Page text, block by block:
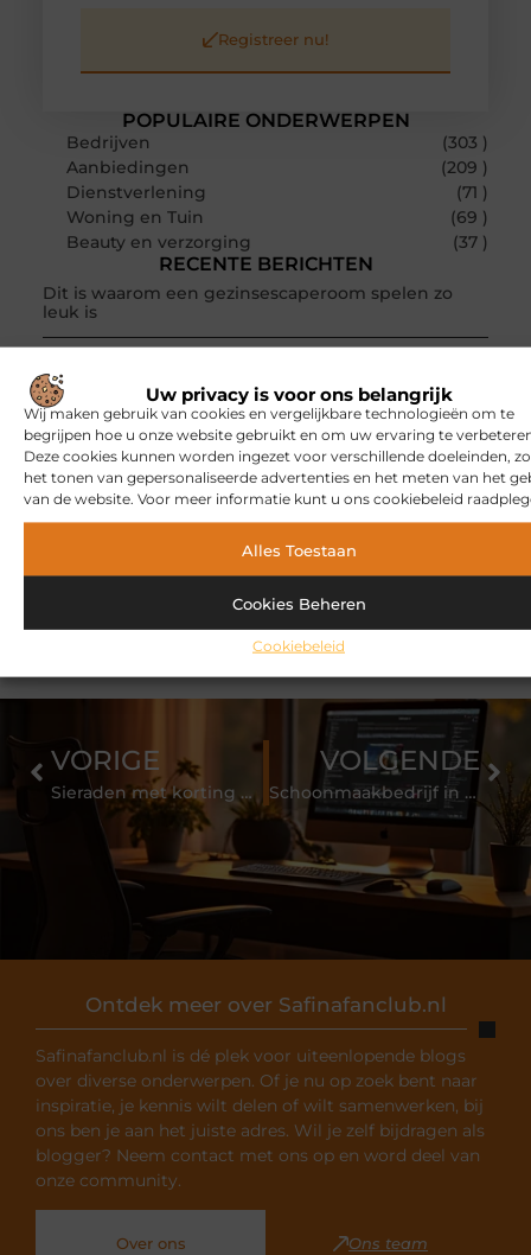
Uw privacy is voor ons belangrijk
Wij maken gebruik van cookies en vergelijkbare technologieën om te
begrijpen hoe u onze website gebruikt en om uw ervaring te
Deze cookies kunnen worden ingezet voor verschillende doeleinden,
het tonen van gepersonaliseerde advertenties en het meten van het
van de website. Voor meer informatie kunt u ons cookiebeleid
Alles Toestaan
Cookies Beheren
Cookiebeleid
POPULAIRE ONDERWERPEN
Bedrijven
(303 )
Aanbiedingen
(209 )
Dienstverlening
(71 )
Woning en Tuin
(69 )
Beauty en verzorging
(37 )
RECENTE BERICHTEN
Dit is waarom een gezinsescaperoom spelen zo
leuk is
Waarom online vlees bestellen steeds gewoner
wordt
Aanhanger huren bij JobCar: kies tussen een open
aanhanger en een plateauwagen
Bouwfolie als stille kracht onder elk succesvol
Wat een website redesign inhoudt en wanneer het
tijd is voor een nieuwe website
Registreer nu!
Ontdek meer over Safinafanclub.nl
Safinafanclub.nl is dé plek voor uiteenlopende blogs
over diverse onderwerpen. Of je nu op zoek bent naar
inspiratie, je kennis wilt delen of wilt samenwerken, bij
ons ben je aan het juiste adres. Wil je zelf bijdragen als
blogger? Neem contact met ons op en word deel van
onze community.
Over ons Ons team
VORIGE
Sieraden met korting kopen?
VOLGENDE
Schoonmaakbedrijf in Marssteden tot uw dienst